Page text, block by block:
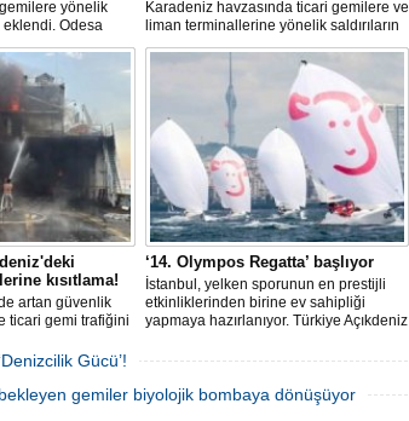
yönelik
eklendi. Odesa
İHA’nın hedef
Emil
teknik sistemler
edildi.
Karadeniz havzasında ticari gemilere ve
liman terminallerine yönelik saldırıların
artması küresel emtia taşımacılığını
sekteye uğrattı. Risk artışıyla birlikte
ortalama petrol tankeri maliyetleri 300
bin doları aşarken, savaş sigortası
primleri iki katına çıkarak navlun
fiyatlarında yüzde 50’yi geçen
yükselişleri beraberinde getirdi.
kısıtlama!
artan güvenlik
ticari gemi trafiğini
tehdit ediyor.
‘14. Olympos Regatta’ başlıyor
İstanbul, yelken sporunun en prestijli
etkinliklerinden birine ev sahipliği
yapmaya hazırlanıyor. Türkiye Açıkdeniz
Federasyonu ve Eker Süt Ürünleri iş
TAYK - Eker Olympos Regatta, 7
Gücü’!
gemiler biyolojik bombaya dönüşüyor